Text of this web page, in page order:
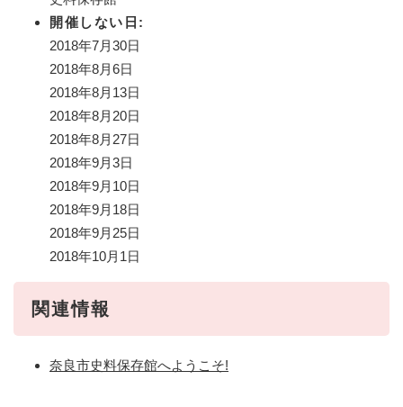
開催しない日:
2018年7月30日
2018年8月6日
2018年8月13日
2018年8月20日
2018年8月27日
2018年9月3日
2018年9月10日
2018年9月18日
2018年9月25日
2018年10月1日
関連情報
奈良市史料保存館へようこそ!